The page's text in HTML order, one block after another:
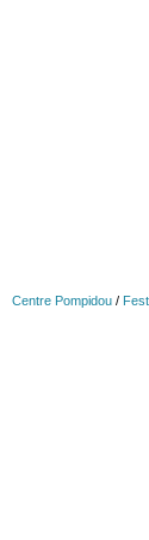
Centre Pompidou /